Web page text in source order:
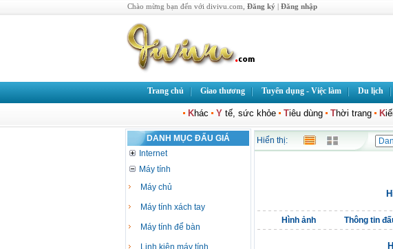
Chào mừng bạn đến với divivu.com, Đăng ký | Đăng nhập
Trang chủ Giao thương Tuyển dụng - Việc làm Du lịch
K
Thời trang
Tiêu dùng
Y tế, sức khỏe
Khác
DANH MỤC ĐẤU GIÁ
Internet
Máy tính
Máy chủ
Máy tính xách tay
Máy tính để bàn
Linh kiện máy tính
Hiển thị:
Hình ảnh Thông tin